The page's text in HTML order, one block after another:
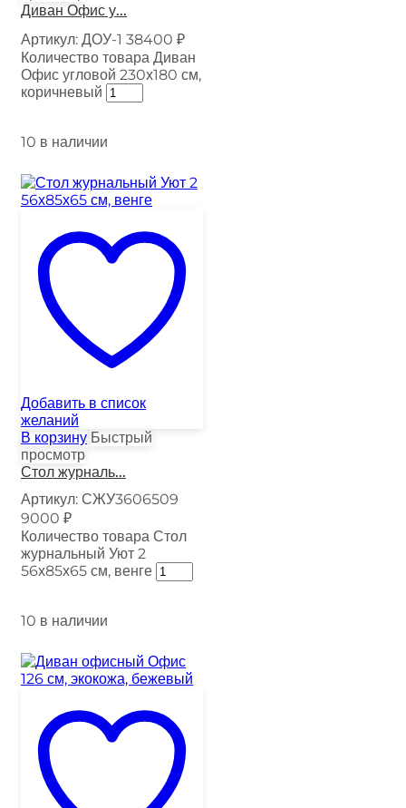
Диван Офис у...
Артикул: ДОУ-1 38400 ₽
Количество товара Диван
Офис угловой 230х180 см,
коричневый
10 в наличии
Добавить в список
желаний
В корзину Быстрый
просмотр
Стол журналь...
Артикул: СЖУ3606509
9000 ₽
Количество товара Стол
журнальный Уют 2
56х85х65 см, венге
10 в наличии